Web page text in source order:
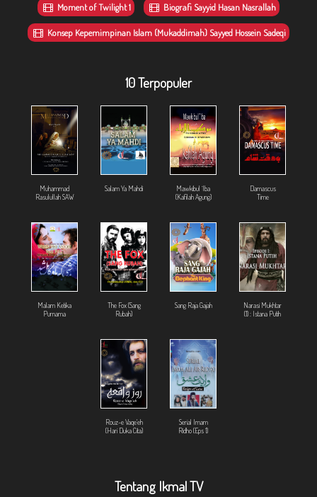
Moment of Twilight 1 Biografi Sayyid Hasan Nasrallah
Konsep Kepemimpinan Islam (Mukaddimah) Sayyed Hossein Sadeqi
10 Terpopuler
Muhammad
Rasulullah SAW
Salam Ya Mahdi
Mawkibul `Iba
(Kafilah Agung)
Damascus
Time
Malam Ketika
Purnama
The Fox (Sang
Rubah)
Sang Raja Gajah
Narasi Mukhtar
(1) : Istana Putih
Rouz-e Vaqe'eh
(Hari Duka Cita)
Serial Imam
Ridho (Eps 1)
Tentang Ikmal TV